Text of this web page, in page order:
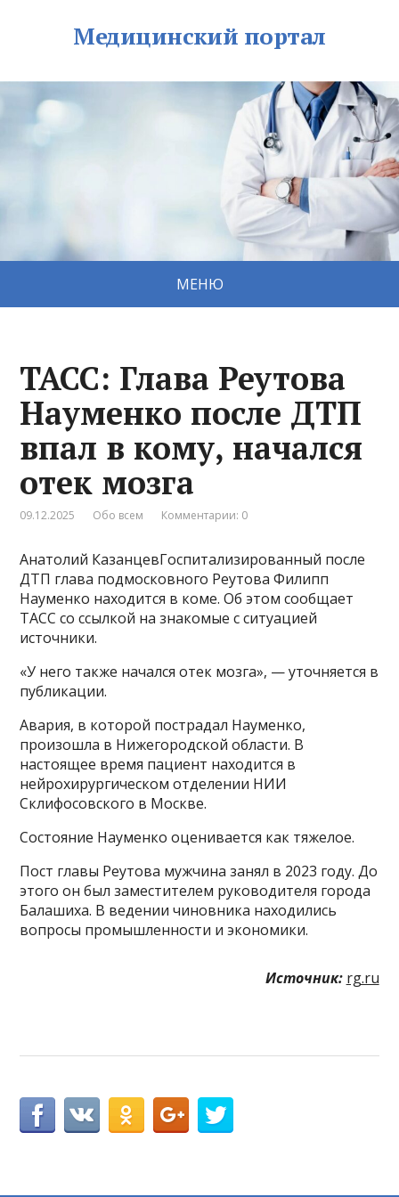
Медицинский портал
МЕНЮ
ТАСС: Глава Реутова
Науменко после ДТП
впал в кому, начался
отек мозга
09.12.2025 Обо всем Комментарии: 0
Анатолий КазанцевГоспитализированный после
ДТП глава подмосковного Реутова Филипп
Науменко находится в коме. Об этом сообщает
ТАСС со ссылкой на знакомые с ситуацией
источники.
«У него также начался отек мозга», — уточняется в
публикации.
Авария, в которой пострадал Науменко,
произошла в Нижегородской области. В
настоящее время пациент находится в
нейрохирургическом отделении НИИ
Склифосовского в Москве.
Состояние Науменко оценивается как тяжелое.
Пост главы Реутова мужчина занял в 2023 году. До
этого он был заместителем руководителя города
Балашиха. В ведении чиновника находились
вопросы промышленности и экономики.
Источник: rg.ru